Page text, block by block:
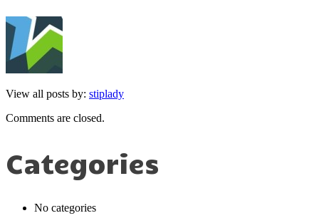
View all posts by: stiplady
Comments are closed.
Categories
No categories